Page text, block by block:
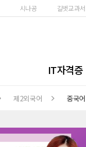
시나공 길벗교과서
IT자격증
사무자동화
제2외국어 중국어